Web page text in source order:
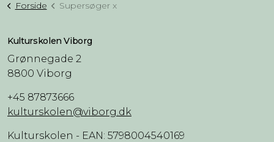
Forside Supersøger x
Kulturskolen Viborg
Grønnegade 2
8800 Viborg
+45 87873666
kulturskolen@viborg.dk
Kulturskolen - EAN: 5798004540169